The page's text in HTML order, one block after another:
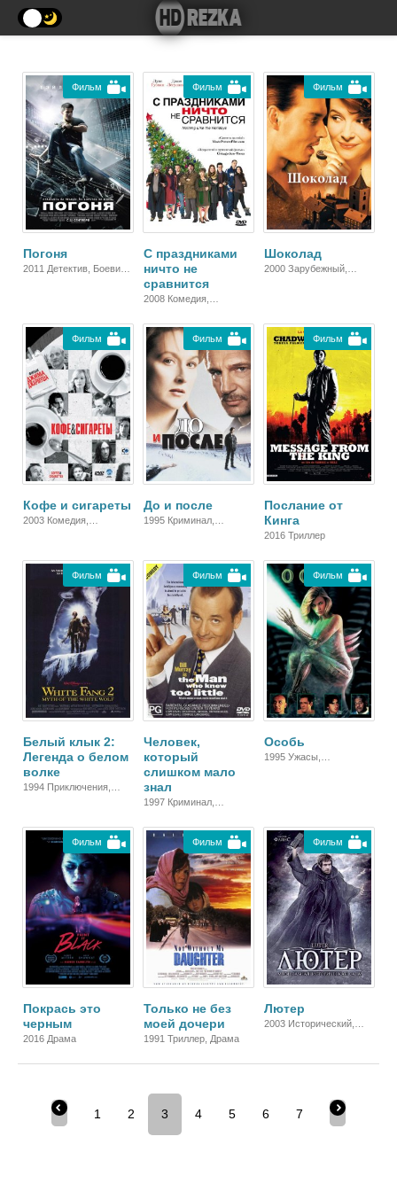
Фильм
Погоня
2011 Детектив, Боевик,
Фильм
С праздниками
ничто не
сравнится
2008 Комедия,
Мелодрама, Драма
Фильм
Шоколад
2000 Зарубежный,
Фильм
Кофе и сигареты
2003 Комедия,
Фильм
До и после
1995 Криминал,
Фильм
Послание от
Кинга
2016 Триллер
Фильм
Белый клык 2:
Легенда о белом
волке
1994 Приключения,
Фильм
Человек,
который
слишком мало
знал
1997 Криминал,
Фильм
Особь
1995 Ужасы,
Фильм
Покрась это
черным
2016 Драма
Фильм
Только не без
моей дочери
1991 Триллер, Драма
Фильм
Лютер
2003 Исторический,
1 2 3 4 5 6 7